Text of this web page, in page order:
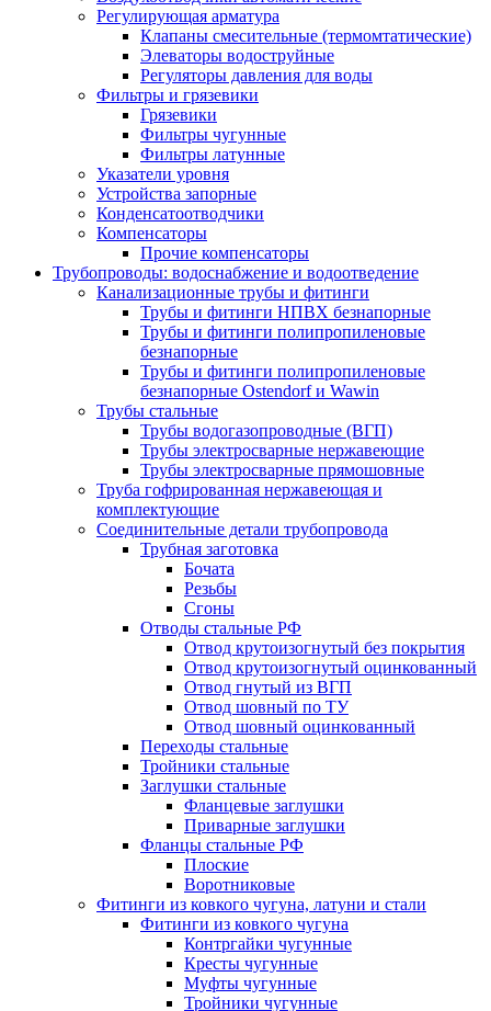
Регулирующая арматура
Клапаны смесительные (термомтатические)
Элеваторы водоструйные
Регуляторы давления для воды
Фильтры и грязевики
Грязевики
Фильтры чугунные
Фильтры латунные
Указатели уровня
Устройства запорные
Конденсатоотводчики
Компенсаторы
Прочие компенсаторы
Трубопроводы: водоснабжение и водоотведение
Канализационные трубы и фитинги
Трубы и фитинги НПВХ безнапорные
Трубы и фитинги полипропиленовые
безнапорные
Трубы и фитинги полипропиленовые
безнапорные Ostendorf и Wawin
Трубы стальные
Трубы водогазопроводные (ВГП)
Трубы электросварные нержавеющие
Трубы электросварные прямошовные
Труба гофрированная нержавеющая и
комплектующие
Соединительные детали трубопровода
Трубная заготовка
Бочата
Резьбы
Сгоны
Отводы стальные РФ
Отвод крутоизогнутый без покрытия
Отвод крутоизогнутый оцинкованный
Отвод гнутый из ВГП
Отвод шовный по ТУ
Отвод шовный оцинкованный
Переходы стальные
Тройники стальные
Заглушки стальные
Фланцевые заглушки
Приварные заглушки
Фланцы стальные РФ
Плоские
Воротниковые
Фитинги из ковкого чугуна, латуни и стали
Фитинги из ковкого чугуна
Контргайки чугунные
Кресты чугунные
Муфты чугунные
Тройники чугунные